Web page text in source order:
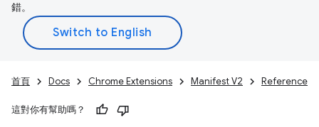
錯。
首頁 Docs Chrome Extensions Manifest V2 Reference
這對你有幫助嗎？